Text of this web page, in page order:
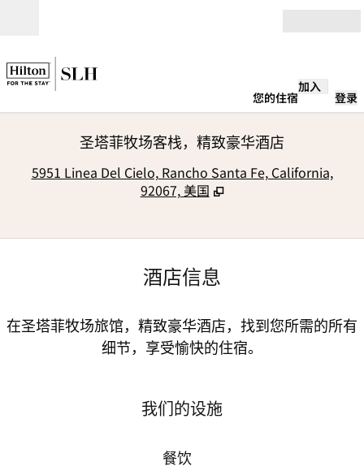
您的住宿
加入
登录
圣塔菲牧场客栈，精致豪华酒店
5951 Linea Del Cielo, Rancho Santa Fe, California,
92067, 美国
酒店信息
在圣塔菲牧场旅馆，精致豪华酒店，找到您所需的所有
细节，享受愉快的住宿。
我们的设施
餐饮